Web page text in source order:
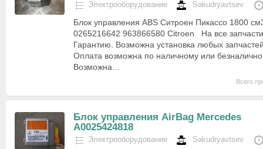
Электрооборудование Sakudryavtsev
Блок управления ABS Ситроен Пикассо 1800
0265216642 963866580 Citroen На все
Гарантию. Возможна установка любых
Оплата возможна по наличному или
Возможна…
Всего
Блок управления AirBag Mercedes
A0025424818
Электрооборудование Sakudryavtsev